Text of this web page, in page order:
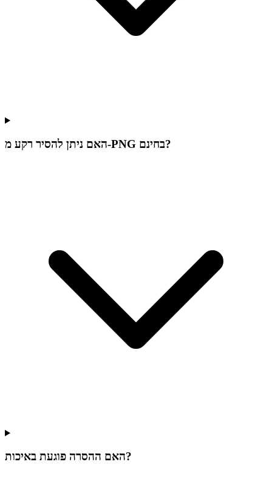
האם ניתן להסיר רקע מ-PNG בחינם?
האם ההסרה פוגעת באיכות?